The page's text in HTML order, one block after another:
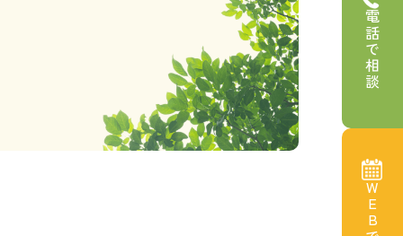
電話で相談